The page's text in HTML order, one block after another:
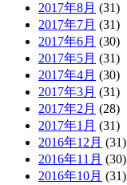
2017年8月 (31)
2017年7月 (31)
2017年6月 (30)
2017年5月 (31)
2017年4月 (30)
2017年3月 (31)
2017年2月 (28)
2017年1月 (31)
2016年12月 (31)
2016年11月 (30)
2016年10月 (31)